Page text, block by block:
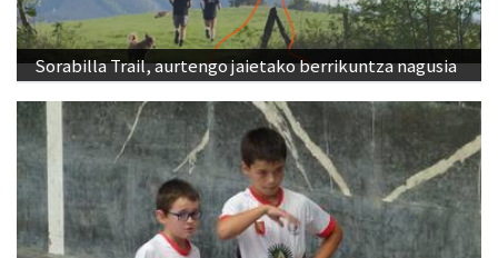
Sorabilla Trail, aurtengo jaietako berrikuntza nagusia